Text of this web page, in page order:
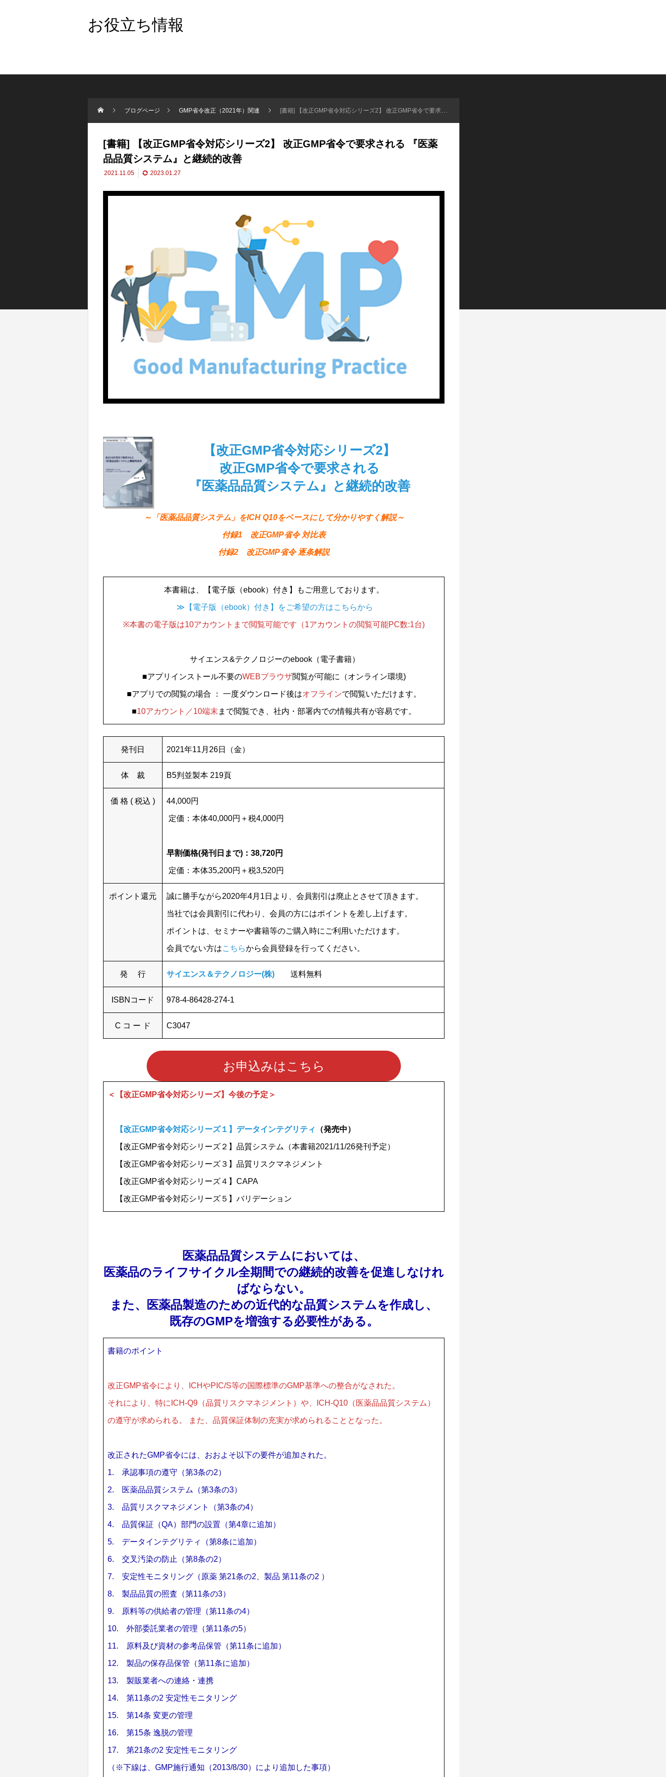
お役立ち情報
ブログページ GMP省令改正（2021年）関連 [書籍] 【改正GMP省令対応シリーズ2】 改正GMP省令で要求される 『医薬品品質システム』と継続的改善
[書籍] 【改正GMP省令対応シリーズ2】 改正GMP省令で要求される 『医薬
品品質システム』と継続的改善
2021.11.05 2023.01.27
【改正GMP省令対応シリーズ2】
改正GMP省令で要求される
『医薬品品質システム』と継続的改善
～「医薬品品質システム」をICH Q10をベースにして分かりやすく解説～
付録1 改正GMP省令 対比表
付録2 改正GMP省令 逐条解説
本書籍は、【電子版（ebook）付き】もご用意しております。
≫【電子版（ebook）付き】をご希望の方はこちらから
※本書の電子版は10アカウントまで閲覧可能です（1アカウントの閲覧可能PC数:1台)
サイエンス&テクノロジーのebook（電子書籍）
■アプリインストール不要のWEBブラウザ閲覧が可能に（オンライン環境)
■アプリでの閲覧の場合 ： 一度ダウンロード後はオフラインで閲覧いただけます。
■10アカウント／10端末 まで閲覧でき、社内・部署内での情報共有が容易です。
発刊日 2021年11月26日（金）
体 裁 B5判並製本 219頁
価 格 ( 税込 ) 44,000円
定価：本体40,000円＋税4,000円
早割価格(発刊日まで)：38,720円
定価：本体35,200円＋税3,520円
ポイント還元 誠に勝手ながら2020年4月1日より、会員割引は廃止とさせて頂きます。
当社では会員割引に代わり、会員の方にはポイントを差し上げます。
ポイントは、セミナーや書籍等のご購入時にご利用いただけます。
会員でない方はこちらから会員登録を行ってください。
発 行 サイエンス＆テクノロジー(株) 送料無料
ISBNコード 978-4-86428-274-1
C コ ー ド C3047
お申込みはこちら
＜【改正GMP省令対応シリーズ】今後の予定＞
【改正GMP省令対応シリーズ１】データインテグリティ （発売中）
【改正GMP省令対応シリーズ２】品質システム（本書籍2021/11/26発刊予定）
【改正GMP省令対応シリーズ３】品質リスクマネジメント
【改正GMP省令対応シリーズ４】CAPA
【改正GMP省令対応シリーズ５】バリデーション
医薬品品質システムにおいては、
医薬品のライフサイクル全期間での継続的改善を促進しなけれ
ばならない。
また、医薬品製造のための近代的な品質システムを作成し、
既存のGMPを増強する必要性がある。
書籍のポイント
改正GMP省令により、ICHやPIC/S等の国際標準のGMP基準への整合がなされた。
それにより、特にICH-Q9（品質リスクマネジメント）や、ICH-Q10（医薬品品質システム）
の遵守が求められる。 また、品質保証体制の充実が求められることとなった。
改正されたGMP省令には、おおよそ以下の要件が追加された。
1. 承認事項の遵守（第3条の2）
2. 医薬品品質システム（第3条の3）
3. 品質リスクマネジメント（第3条の4）
4. 品質保証（QA）部門の設置（第4章に追加）
5. データインテグリティ（第8条に追加）
6. 交叉汚染の防止（第8条の2）
7. 安定性モニタリング（原薬 第21条の2、製品 第11条の2 ）
8. 製品品質の照査（第11条の3）
9. 原料等の供給者の管理（第11条の4）
10. 外部委託業者の管理（第11条の5）
11. 原料及び資材の参考品保管（第11条に追加）
12. 製品の保存品保管（第11条に追加）
13. 製販業者への連絡・連携
14. 第11条の2 安定性モニタリング
15. 第14条 変更の管理
16. 第15条 逸脱の管理
17. 第21条の2 安定性モニタリング
（※下線は、GMP施行通知（2013/8/30）により追加した事項）